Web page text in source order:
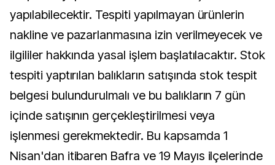
yapılabilecektir. Tespiti yapılmayan ürünlerin
nakline ve pazarlanmasına izin verilmeyecek ve
ilgililer hakkında yasal işlem başlatılacaktır. Stok
tespiti yaptırılan balıkların satışında stok tespit
belgesi bulundurulmalı ve bu balıkların 7 gün
içinde satışının gerçekleştirilmesi veya
işlenmesi gerekmektedir. Bu kapsamda 1
Nisan'dan itibaren Bafra ve 19 Mayıs ilçelerinde